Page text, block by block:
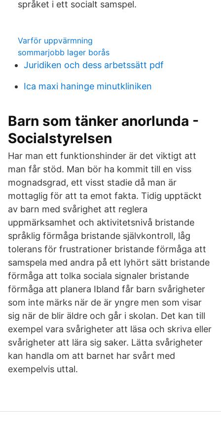
språket i ett socialt samspel.
Varför uppvärmning
sommarjobb lager borås
Juridiken och dess arbetssätt pdf
Ica maxi haninge minutkliniken
Barn som tänker anorlunda -
Socialstyrelsen
Har man ett funktionshinder är det viktigt att
man får stöd. Man bör ha kommit till en viss
mognadsgrad, ett visst stadie då man är
mottaglig för att ta emot fakta. Tidig upptäckt
av barn med svårighet att reglera
uppmärksamhet och aktivitetsnivå bristande
språklig förmåga bristande självkontroll, låg
tolerans för frustrationer bristande förmåga att
samspela med andra på ett lyhört sätt bristande
förmåga att tolka sociala signaler bristande
förmåga att planera Ibland får barn svårigheter
som inte märks när de är yngre men som visar
sig när de blir äldre och går i skolan. Det kan till
exempel vara svårigheter att läsa och skriva eller
svårigheter att lära sig saker. Lätta svårigheter
kan handla om att barnet har svårt med
exempelvis uttal.